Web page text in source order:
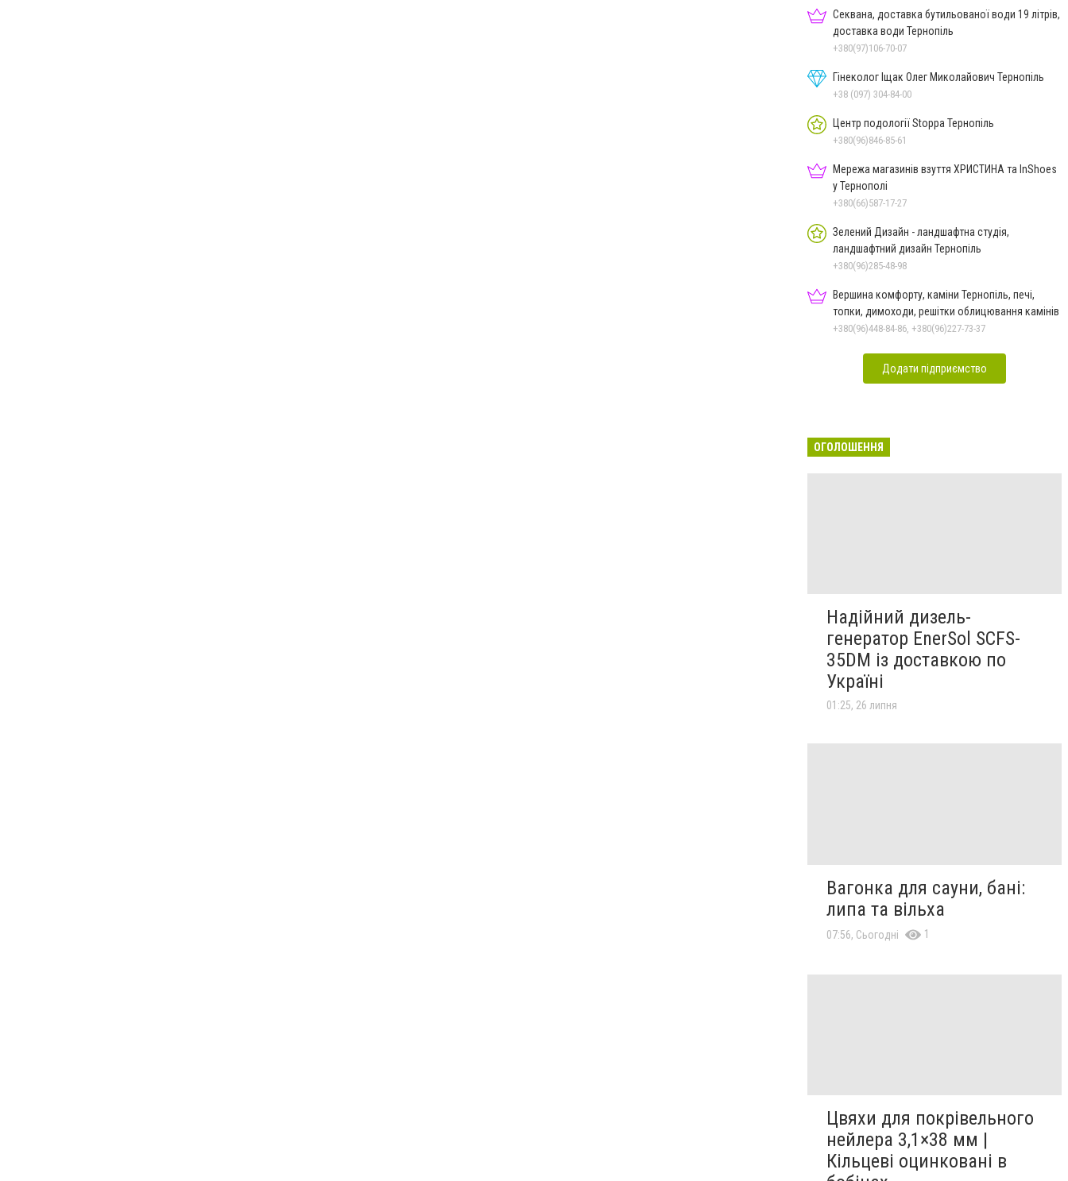
Секвана, доставка бутильованої води 19 літрів,
доставка води Тернопіль
+380(97)106-70-07
Гінеколог Іщак Олег Миколайович Тернопіль
+38 (097) 304-84-00
Центр подології Stoppa Тернопіль
+380(96)846-85-61
Мережа магазинів взуття ХРИСТИНА та InShoes
у Тернополі
+380(66)587-17-27
Зелений Дизайн - ландшафтна студія,
ландшафтний дизайн Тернопіль
+380(96)285-48-98
Вершина комфорту, каміни Тернопіль, печі,
топки, димоходи, решітки облицювання камінів
+380(96)448-84-86, +380(96)227-73-37
Додати підприємство
ОГОЛОШЕННЯ
Надійний дизель-
генератор EnerSol SCFS-
35DM із доставкою по
Україні
01:25, 26 липня
Вагонка для сауни, бані:
липа та вільха
07:56, Сьогодні 1
Цвяхи для покрівельного
нейлера 3,1×38 мм |
Кільцеві оцинковані в